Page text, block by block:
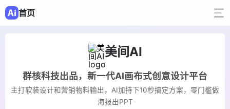
首页
美间AI
群核科技出品，新一代AI画布式创意设计平台
主打软装设计和营销物料输出，AI加持下10秒搞定方案，零门槛做
海报出PPT